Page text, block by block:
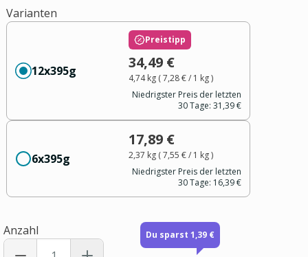
Varianten
12x395g
Preistipp
34,49 €
4,74 kg(7,28 €/ 1 kg)
Niedrigster Preis der letzten
30 Tage: 31,39 €
6x395g
17,89 €
2,37 kg(7,55 €/ 1 kg)
Niedrigster Preis der letzten
30 Tage: 16,39 €
Anzahl Du sparst 1,39 €